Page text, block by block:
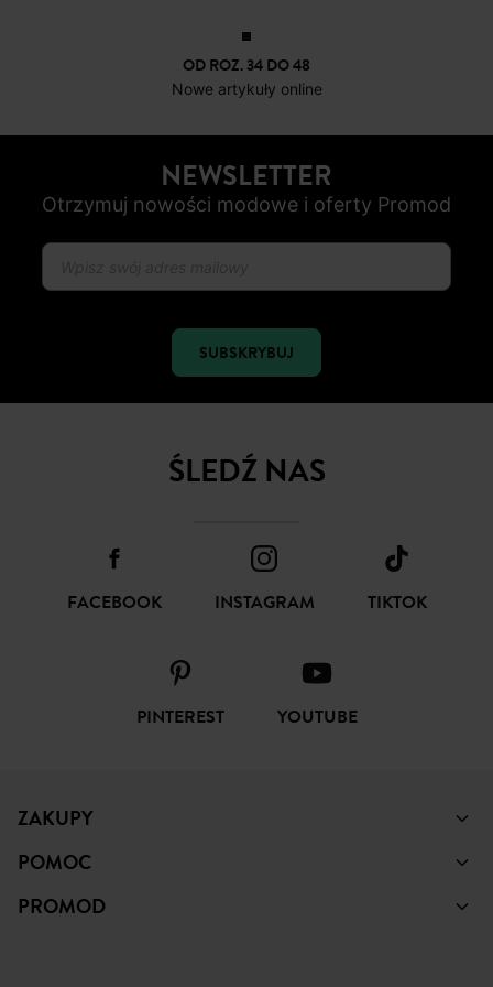
OD ROZ. 34 DO 48
Nowe artykuły online
NEWSLETTER
Otrzymuj nowości modowe i oferty Promod
SUBSKRYBUJ
ŚLEDŹ NAS
FACEBOOK INSTAGRAM TIKTOK
PINTEREST YOUTUBE
ZAKUPY
POMOC
PROMOD